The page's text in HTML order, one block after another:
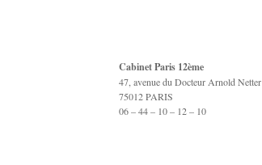
Cabinet Paris 12ème
47, avenue du Docteur Arnold Netter
75012 PARIS
06 – 44 – 10 – 12 – 10